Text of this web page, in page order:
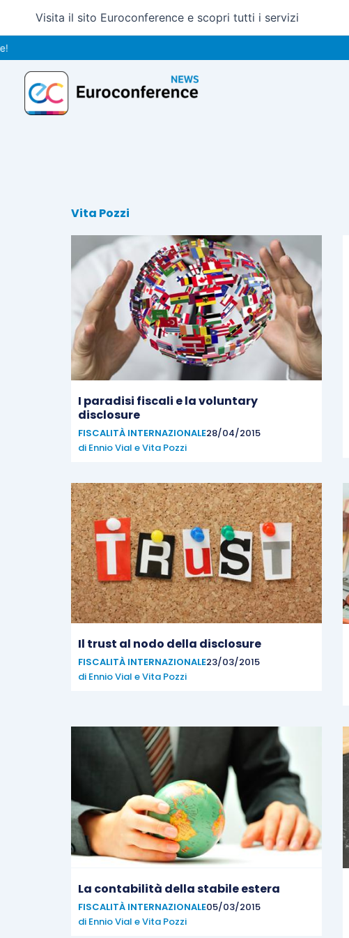
contenuto
Visita il sito Euroconference e scopri tutti i servizi
Vita Pozzi
I paradisi fiscali e la voluntary
disclosure
FISCALITÀ INTERNAZIONALE28/04/2015
di Ennio Vial eVita Pozzi
Il trust al nodo della disclosure
FISCALITÀ INTERNAZIONALE23/03/2015
di Ennio Vial eVita Pozzi
La contabilità della stabile estera
FISCALITÀ INTERNAZIONALE05/03/2015
di Ennio Vial eVita Pozzi